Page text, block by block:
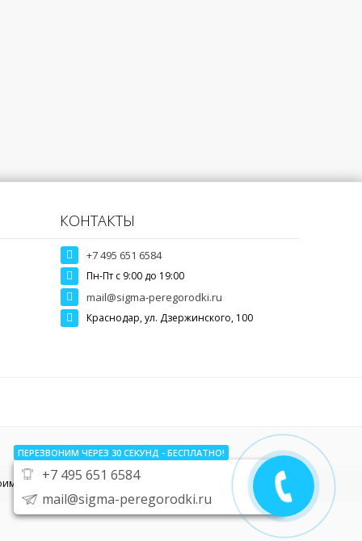
КОНТАКТЫ
+7 495 651 6584
Пн-Пт c 9:00 до 19:00
mail@sigma-peregorodki.ru
Краснодар, ул. Дзержинского, 100
звоните по телефону
ПЕРЕЗВОНИМ ЧЕРЕЗ 30 СЕКУНД - БЕСПЛАТНО!
+7 495 651 6584
mail@sigma-peregorodki.ru